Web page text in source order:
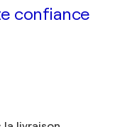
confiance